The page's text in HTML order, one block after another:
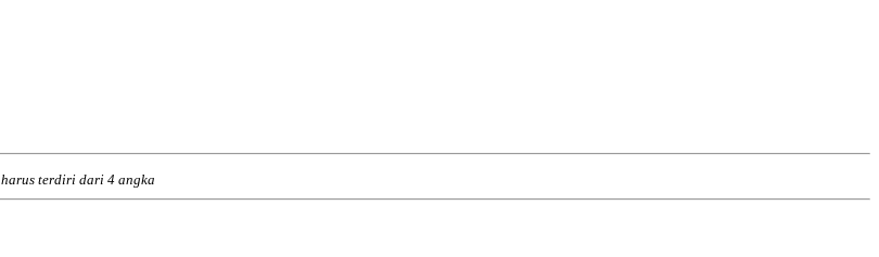
harus terdiri dari 4 angka